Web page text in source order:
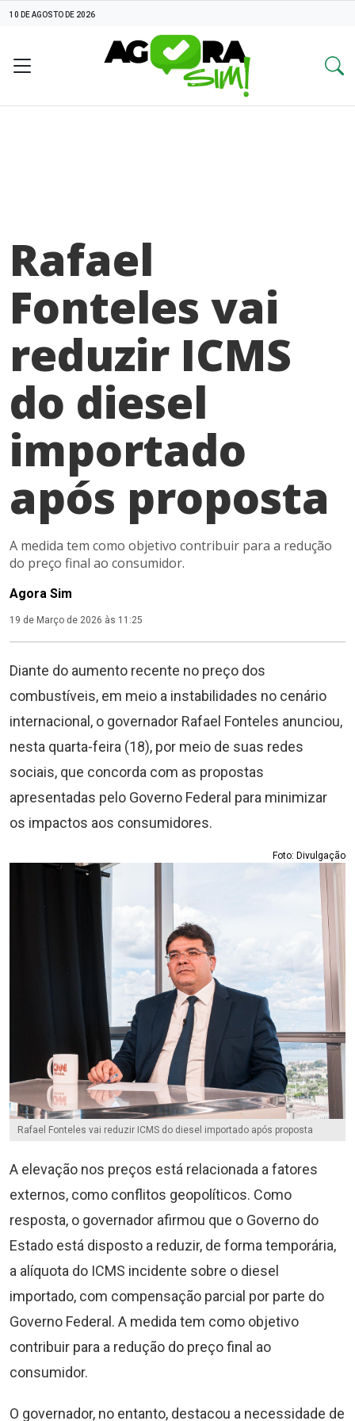
10 DE AGOSTO DE 2026
Rafael
Fonteles vai
reduzir ICMS
do diesel
importado
após proposta
A medida tem como objetivo contribuir para a redução
do preço final ao consumidor.
Agora Sim
19 de Março de 2026 às 11:25
Diante do aumento recente no preço dos
combustíveis, em meio a instabilidades no cenário
internacional, o governador Rafael Fonteles anunciou,
nesta quarta-feira (18), por meio de suas redes
sociais, que concorda com as propostas
apresentadas pelo Governo Federal para minimizar
os impactos aos consumidores.
Foto: Divulgação
Rafael Fonteles vai reduzir ICMS do diesel importado após proposta
A elevação nos preços está relacionada a fatores
externos, como conflitos geopolíticos. Como
resposta, o governador afirmou que o Governo do
Estado está disposto a reduzir, de forma temporária,
a alíquota do ICMS incidente sobre o diesel
importado, com compensação parcial por parte do
Governo Federal. A medida tem como objetivo
contribuir para a redução do preço final ao
consumidor.
O governador, no entanto, destacou a necessidade de